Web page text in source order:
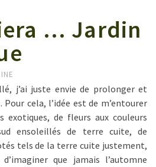
… Jardin
j’ai juste envie de prolonger et
cela, l’idée est de m’entourer
exotiques, de fleurs aux couleurs
ensoleillés de terre cuite, de
tels de la terre cuite justement,
que jamais l’automne